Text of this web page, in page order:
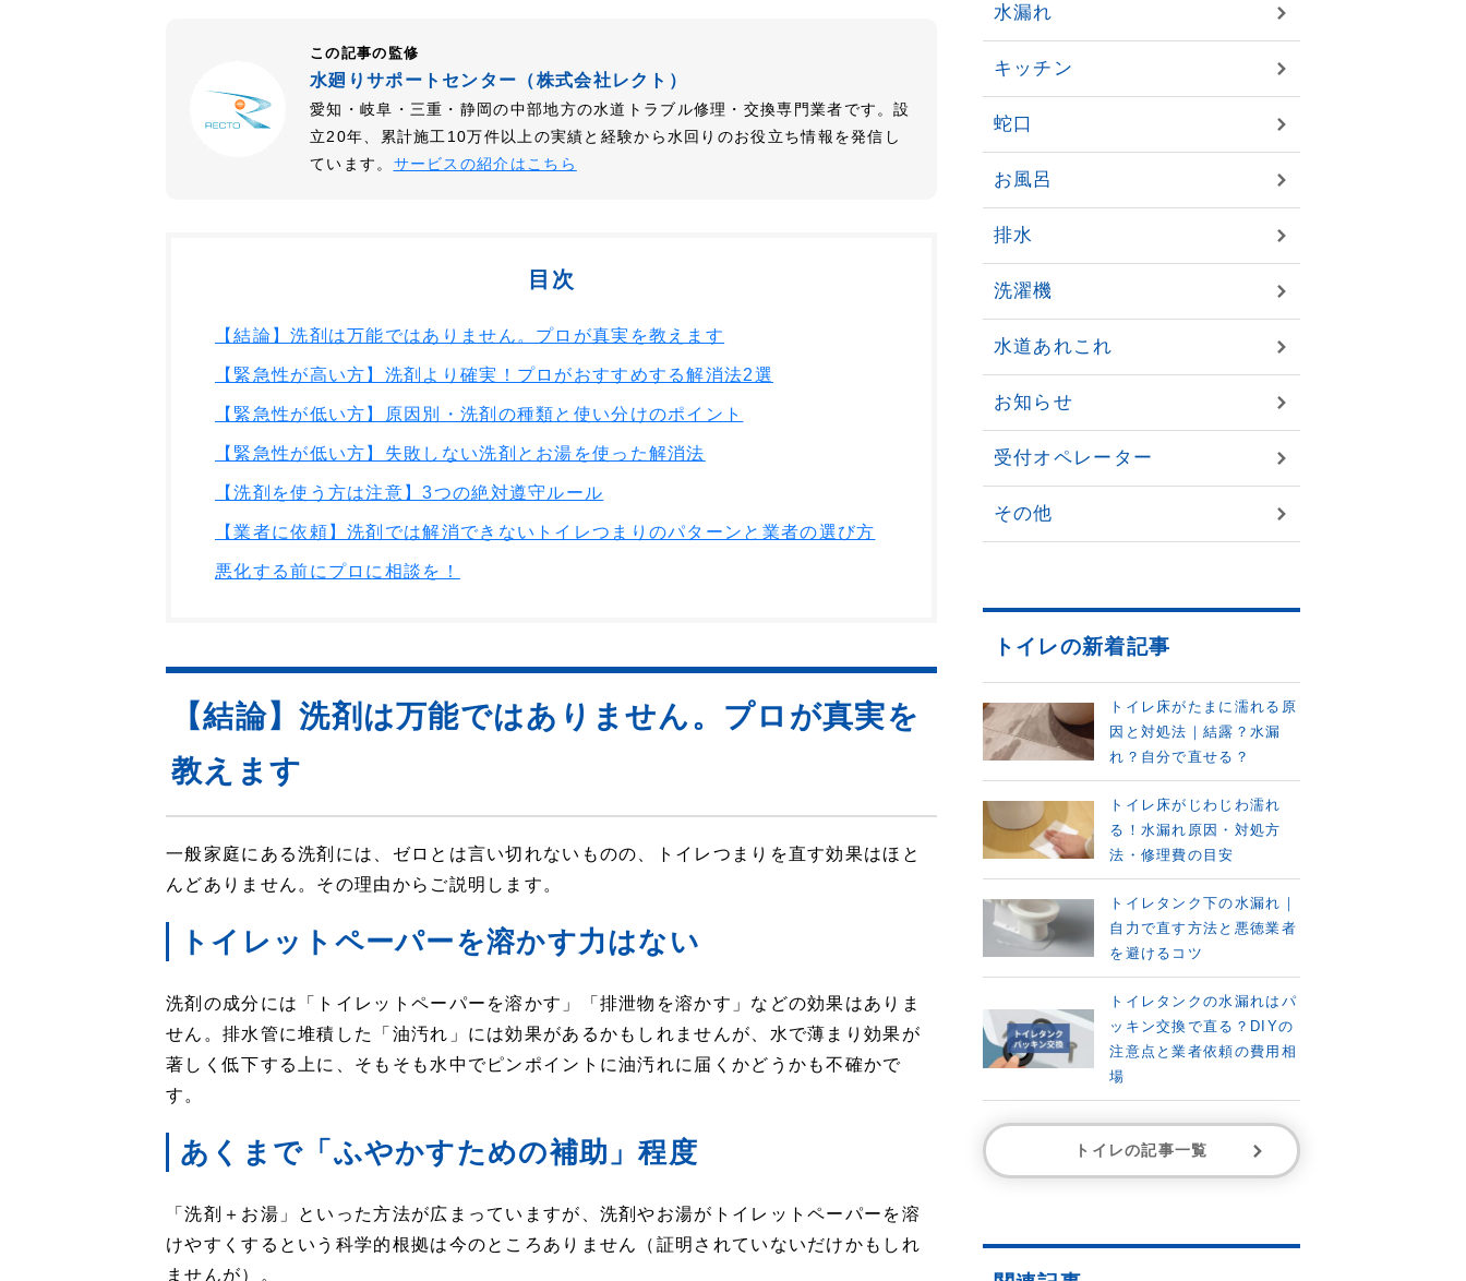
この記事の監修
水廻りサポートセンター（株式会社レクト）
愛知・岐阜・三重・静岡の中部地方の水道トラブル修理・交換専門業者です。設
立20年、累計施工10万件以上の実績と経験から水回りのお役立ち情報を発信し
ています。 サービスの紹介はこちら
目次
【結論】洗剤は万能ではありません。プロが真実を教えます
【緊急性が高い方】洗剤より確実！プロがおすすめする解消法2選
【緊急性が低い方】原因別・洗剤の種類と使い分けのポイント
【緊急性が低い方】失敗しない洗剤とお湯を使った解消法
【洗剤を使う方は注意】3つの絶対遵守ルール
【業者に依頼】洗剤では解消できないトイレつまりのパターンと業者の選び方
悪化する前にプロに相談を！
【結論】洗剤は万能ではありません。プロが真実を
教えます
一般家庭にある洗剤には、ゼロとは言い切れないものの、トイレつまりを直す効果はほと
んどありません。その理由からご説明します。
トイレットペーパーを溶かす力はない
洗剤の成分には「トイレットペーパーを溶かす」「排泄物を溶かす」などの効果はありま
せん。排水管に堆積した「油汚れ」には効果があるかもしれませんが、水で薄まり効果が
著しく低下する上に、そもそも水中でピンポイントに油汚れに届くかどうかも不確かで
す。
あくまで「ふやかすための補助」程度
「洗剤＋お湯」といった方法が広まっていますが、洗剤やお湯がトイレットペーパーを溶
けやすくするという科学的根拠は今のところありません（証明されていないだけかもしれ
ませんが）。
水漏れ
キッチン
蛇口
お風呂
排水
洗濯機
水道あれこれ
お知らせ
受付オペレーター
その他
トイレの新着記事
トイレ床がたまに濡れる原
因と対処法｜結露？水漏
れ？自分で直せる？
トイレ床がじわじわ濡れ
る！水漏れ原因・対処方
法・修理費の目安
トイレタンク下の水漏れ｜
自力で直す方法と悪徳業者
を避けるコツ
トイレタンクの水漏れはパ
ッキン交換で直る？DIYの
注意点と業者依頼の費用相
場
トイレの記事一覧